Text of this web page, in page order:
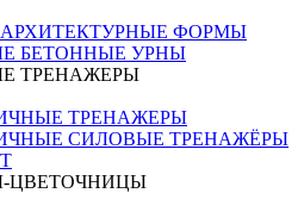
ФОРМЫ
БЕТОННЫЕ УРНЫ
ТРЕНАЖЕРЫ
ТРЕНАЖЕРЫ
СИЛОВЫЕ ТРЕНАЖЁРЫ
ЦВЕТОЧНИЦЫ